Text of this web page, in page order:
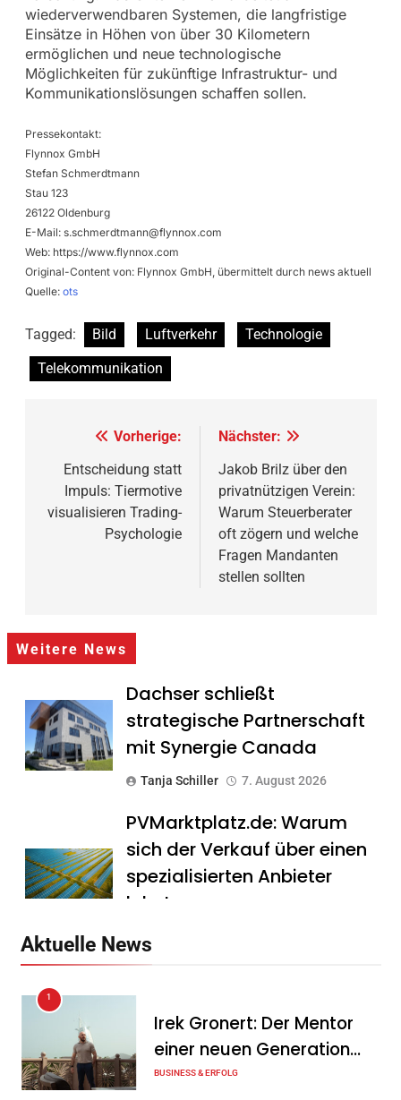
wiederverwendbaren Systemen, die langfristige
Einsätze in Höhen von über 30 Kilometern
ermöglichen und neue technologische
Möglichkeiten für zukünftige Infrastruktur- und
Kommunikationslösungen schaffen sollen.
Pressekontakt:
Flynnox GmbH
Stefan Schmerdtmann
Stau 123
26122 Oldenburg
E-Mail: s.schmerdtmann@flynnox.com
Web: https://www.flynnox.com
Original-Content von: Flynnox GmbH, übermittelt durch news aktuell
Quelle: ots
Tagged: Bild Luftverkehr
Technologie
Telekommunikation
Beitragsnavigation
Vorherige:
Entscheidung statt
Impuls: Tiermotive
visualisieren Trading-
Psychologie
Nächster:
Jakob Brilz über den
privatnützigen Verein:
Warum Steuerberater
oft zögern und welche
Fragen Mandanten
stellen sollten
Weitere News
Dachser schließt
strategische Partnerschaft
mit Synergie Canada
Tanja Schiller 7. August 2026
PVMarktplatz.de: Warum
sich der Verkauf über einen
spezialisierten Anbieter
lohnt
Mitarbeitergespräch pro
Jahr nichts verändert – und
was stattdessen
Aktuelle News
1
Irek Gronert: Der Mentor
einer neuen Generation
von Unternehmern
BUSINESS & ERFOLG